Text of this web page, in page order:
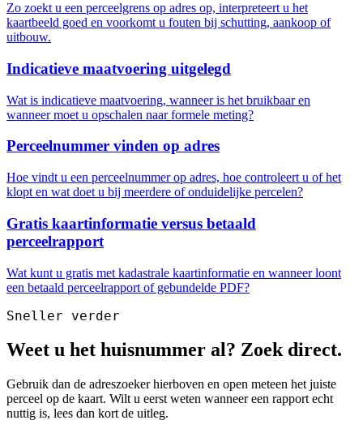
Zo zoekt u een perceelgrens op adres op, interpreteert u het
kaartbeeld goed en voorkomt u fouten bij schutting, aankoop of
uitbouw.
Indicatieve maatvoering uitgelegd
Wat is indicatieve maatvoering, wanneer is het bruikbaar en
wanneer moet u opschalen naar formele meting?
Perceelnummer vinden op adres
Hoe vindt u een perceelnummer op adres, hoe controleert u of het
klopt en wat doet u bij meerdere of onduidelijke percelen?
Gratis kaartinformatie versus betaald
perceelrapport
Wat kunt u gratis met kadastrale kaartinformatie en wanneer loont
een betaald perceelrapport of gebundelde PDF?
Sneller verder
Weet u het huisnummer al? Zoek direct.
Gebruik dan de adreszoeker hierboven en open meteen het juiste
perceel op de kaart. Wilt u eerst weten wanneer een rapport echt
nuttig is, lees dan kort de uitleg.